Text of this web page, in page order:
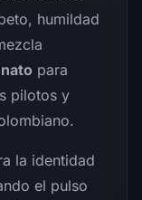
humildad
para
pilotos y
la identidad
el pulso